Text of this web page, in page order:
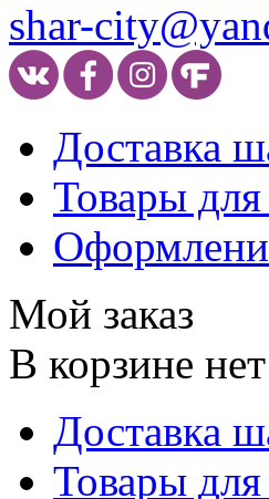
shar-
Доставка
Товары
Мой заказ
В корзине
Доставка
Товары